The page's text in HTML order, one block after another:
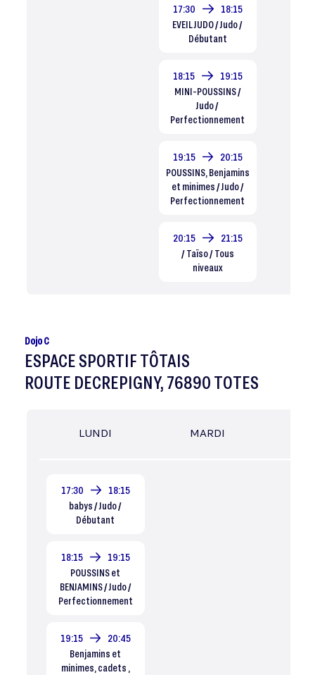
17:30
18:15
EVEIL JUDO / Judo /
Débutant
18:15
19:15
MINI-POUSSINS /
Judo /
Perfectionnement
19:15
20:15
POUSSINS, Benjamins
et minimes / Judo /
Perfectionnement
20:15
21:15
/ Taïso / Tous
niveaux
Dojo C
ESPACE SPORTIF TÔTAIS
ROUTE DECREPIGNY, 76890 TOTES
LUNDI
17:30
18:15
babys / Judo /
Débutant
18:15
19:15
POUSSINS et
BENJAMINS / Judo /
Perfectionnement
19:15
20:45
Benjamins et
minimes, cadets ,
MARDI